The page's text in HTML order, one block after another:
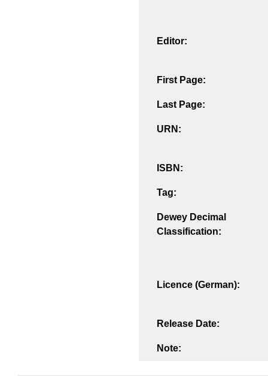
Editor:
First Page:
Last Page:
URN:
ISBN:
Tag:
Dewey Decimal
Classification:
Licence (German):
Release Date:
Note: